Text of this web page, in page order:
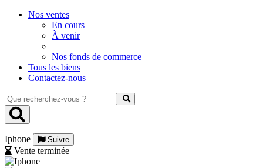
Nos ventes
En cours
À venir
Nos fonds de commerce
Tous les biens
Contactez-nous
Que
recherchez-
vous
Iphone
Suivre
Vente terminée